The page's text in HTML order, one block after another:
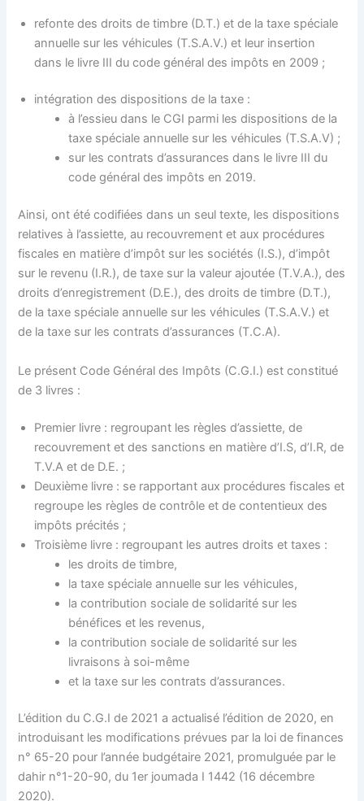
refonte des droits de timbre (D.T.) et de la taxe spéciale
annuelle sur les véhicules (T.S.A.V.) et leur insertion
dans le livre III du code général des impôts en 2009 ;
intégration des dispositions de la taxe :
à l’essieu dans le CGI parmi les dispositions de la
taxe spéciale annuelle sur les véhicules (T.S.A.V) ;
sur les contrats d’assurances dans le livre III du
code général des impôts en 2019.
Ainsi, ont été codifiées dans un seul texte, les dispositions
relatives à l’assiette, au recouvrement et aux procédures
fiscales en matière d’impôt sur les sociétés (I.S.), d’impôt
sur le revenu (I.R.), de taxe sur la valeur ajoutée (T.V.A.), des
droits d’enregistrement (D.E.), des droits de timbre (D.T.),
de la taxe spéciale annuelle sur les véhicules (T.S.A.V.) et
de la taxe sur les contrats d’assurances (T.C.A).
Le présent Code Général des Impôts (C.G.I.) est constitué
de 3 livres :
Premier livre : regroupant les règles d’assiette, de
recouvrement et des sanctions en matière d’I.S, d’I.R, de
T.V.A et de D.E. ;
Deuxième livre : se rapportant aux procédures fiscales et
regroupe les règles de contrôle et de contentieux des
impôts précités ;
Troisième livre : regroupant les autres droits et taxes :
les droits de timbre,
la taxe spéciale annuelle sur les véhicules,
la contribution sociale de solidarité sur les
bénéfices et les revenus,
la contribution sociale de solidarité sur les
livraisons à soi-même
et la taxe sur les contrats d’assurances.
L’édition du C.G.I de 2021 a actualisé l’édition de 2020, en
introduisant les modifications prévues par la loi de finances
n° 65-20 pour l’année budgétaire 2021, promulguée par le
dahir n°1-20-90, du 1er joumada I 1442 (16 décembre
2020).